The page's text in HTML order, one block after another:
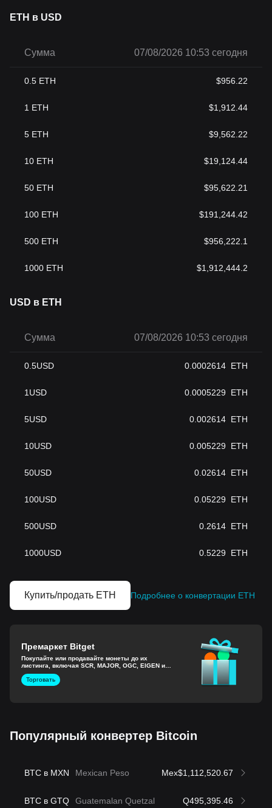
ETH в USD
Сумма 07/08/2026 10:53 сегодня
0.5 ETH $956.22
1 ETH $1,912.44
5 ETH $9,562.22
10 ETH $19,124.44
50 ETH $95,622.21
100 ETH $191,244.42
500 ETH $956,222.1
1000 ETH $1,912,444.2
USD в ETH
Сумма 07/08/2026 10:53 сегодня
0.5USD 0.0002614 ETH
1 USD 0.0005229 ETH
5USD 0.002614 ETH
10USD 0.005229 ETH
50USD 0.02614 ETH
100USD 0.05229 ETH
500USD 0.2614 ETH
1000USD 0.5229 ETH
Купить/продать ETH Подробнее о конвертации ETH
Премаркет Bitget
Покупайте или продавайте монеты до их
листинга, включая SCR, MAJOR, OGC, EIGEN и
другие.
Торговать
Популярный конвертер Bitcoin
BTC в MXN Mexican Peso Mex$1,112,520.67
BTC в GTQ Guatemalan Quetzal Q495,395.46